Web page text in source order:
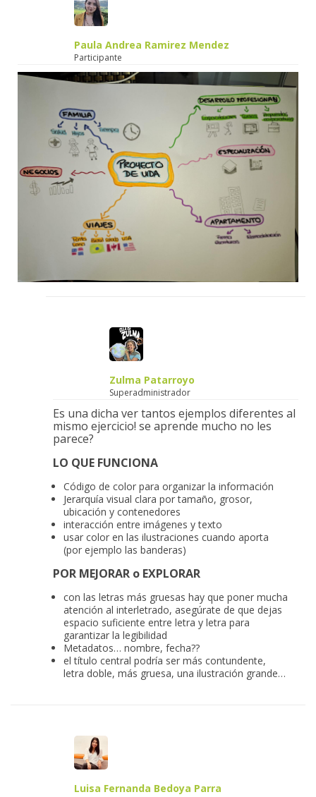
Paula Andrea Ramirez Mendez
Participante
Zulma Patarroyo
Superadministrador
Es una dicha ver tantos ejemplos diferentes al
mismo ejercicio! se aprende mucho no les
parece?
LO QUE FUNCIONA
Código de color para organizar la información
Jerarquía visual clara por tamaño, grosor,
ubicación y contenedores
interacción entre imágenes y texto
usar color en las ilustraciones cuando aporta
(por ejemplo las banderas)
POR MEJORAR o EXPLORAR
con las letras más gruesas hay que poner mucha
atención al interletrado, asegúrate de que dejas
espacio suficiente entre letra y letra para
garantizar la legibilidad
Metadatos… nombre, fecha??
el título central podría ser más contundente,
letra doble, más gruesa, una ilustración grande…
Luisa Fernanda Bedoya Parra